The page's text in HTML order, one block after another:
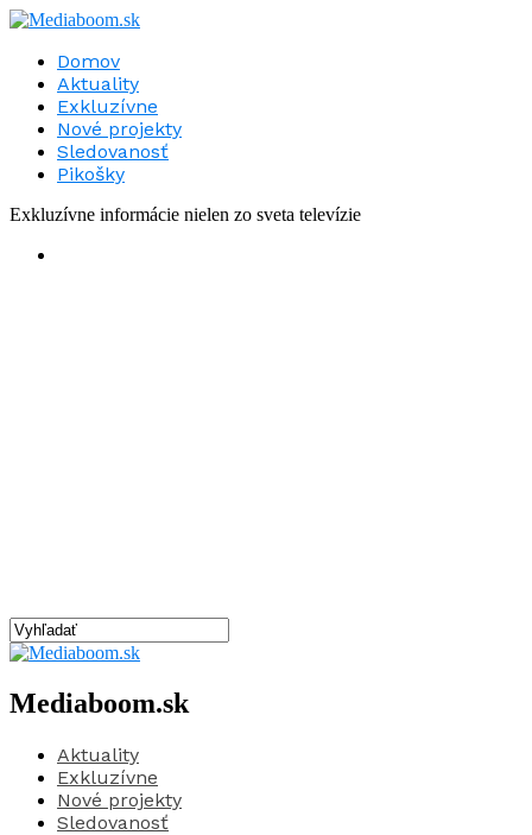
Domov
Aktuality
Exkluzívne
Nové projekty
Sledovanosť
Pikošky
Exkluzívne informácie nielen zo sveta televízie
Mediaboom.sk
Aktuality
Exkluzívne
Nové projekty
Sledovanosť